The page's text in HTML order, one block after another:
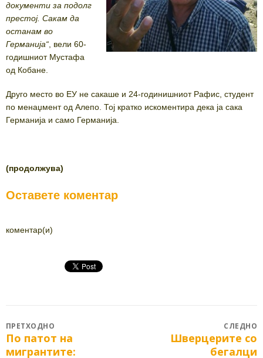
документи за подолг
престој. Сакам да
останам во
Германија“ , вели 60-
годишниот Мустафа
од Кобане.
Друго место во ЕУ не сакаше и 24-годинишниот Рафис, студент
по менаџмент од Алепо. Тој кратко искоментира дека ја сака
Германија и само Германија.
(продолжува)
Оставете коментар
коментар(и)
Post
navigation
ПРЕТХОДНО
Previous
post:
По патот на
мигрантите:
СЛЕДНО
Next
Шверцерите со
бегалци